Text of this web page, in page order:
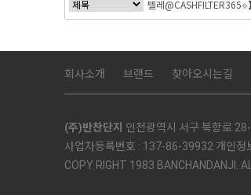
회사소개 브랜드 찾아오시는길
(주)반찬단지 인천광역시 서구 북항로
사업자등록번호 : 137-86-39932 개인
COPY RIGHT 1983 BANCHANDANJI.